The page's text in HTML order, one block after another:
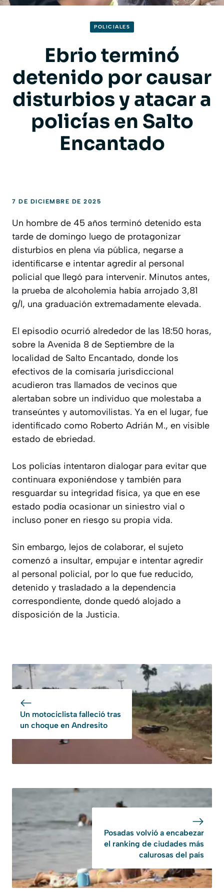
POLICIALES
Ebrio terminó
detenido por causar
disturbios y atacar a
policías en Salto
Encantado
7 DE DICIEMBRE DE 2025
Un hombre de 45 años terminó detenido esta
tarde de domingo luego de protagonizar
disturbios en plena vía pública, negarse a
identificarse e intentar agredir al personal
policial que llegó para intervenir. Minutos antes,
la prueba de alcoholemia había arrojado 3,81
g/l, una graduación extremadamente elevada.
El episodio ocurrió alrededor de las 18:50 horas,
sobre la Avenida 8 de Septiembre de la
localidad de Salto Encantado, donde los
efectivos de la comisaría jurisdiccional
acudieron tras llamados de vecinos que
alertaban sobre un individuo que molestaba a
transeúntes y automovilistas. Ya en el lugar, fue
identificado como Roberto Adrián M., en visible
estado de ebriedad.
Los policías intentaron dialogar para evitar que
continuara exponiéndose y también para
resguardar su integridad física, ya que en ese
estado podía ocasionar un siniestro vial o
incluso poner en riesgo su propia vida.
Sin embargo, lejos de colaborar, el sujeto
comenzó a insultar, empujar e intentar agredir
al personal policial, por lo que fue reducido,
detenido y trasladado a la dependencia
correspondiente, donde quedó alojado a
disposición de la Justicia.
Un motociclista falleció tras
un choque en Andresito
Posadas volvió a encabezar
el ranking de ciudades más
calurosas del país